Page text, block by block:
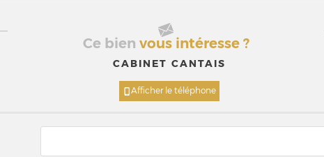
Ce bien vous intéresse ?
CABINET CANTAIS
Afficher le téléphone